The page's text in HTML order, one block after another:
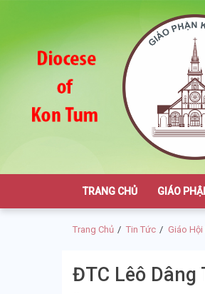
Giáo
TRANG CHỦ GIÁO
Trang Chủ Tin Tức Giáo
ĐTC Lêô Dâng